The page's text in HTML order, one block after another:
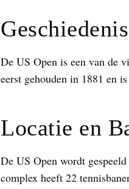
De US Open is een van de
eerst gehouden in 1881 en
Locatie en
De US Open wordt
complex heeft 22